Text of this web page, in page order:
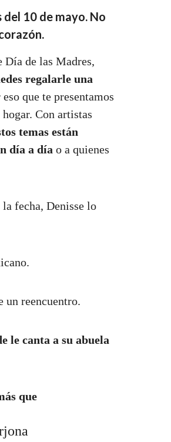
10 de mayo. No
de las Madres,
regalarle una
que te presentamos
Con artistas
temas están
día a día o a quienes
la fecha, Denisse lo
un reencuentro.
le canta a su abuela
que